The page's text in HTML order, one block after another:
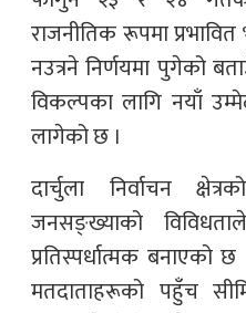
राजनीतिक रूपमा
नउत्रने निर्णयमा पुगेको
विकल्पका लागि नयाँ
लागेको छ ।
दार्चुला निर्वाचन
जनसङ्ख्याको
प्रतिस्पर्धात्मक बनाएको
मतदाताहरूको पहुँच